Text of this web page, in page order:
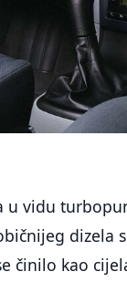
u vidu
dizela
činilo kao